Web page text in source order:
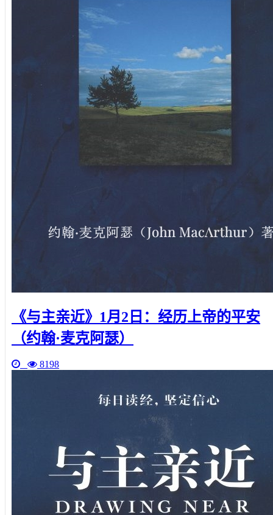
《与主亲近》1月2日：经历上帝的平安
（约翰·麦克阿瑟）
8198